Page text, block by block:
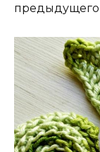
предыдущего